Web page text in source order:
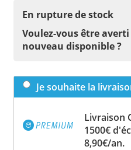
En rupture de stock
Voulez-vous être
nouveau disponible ?
Je souhaite la
Livraison
1500€
8,90€/an.